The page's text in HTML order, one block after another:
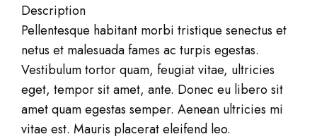
Description
Pellentesque habitant morbi tristique senectus et
netus et malesuada fames ac turpis egestas.
Vestibulum tortor quam, feugiat vitae, ultricies
eget, tempor sit amet, ante. Donec eu libero sit
amet quam egestas semper. Aenean ultricies mi
vitae est. Mauris placerat eleifend leo.